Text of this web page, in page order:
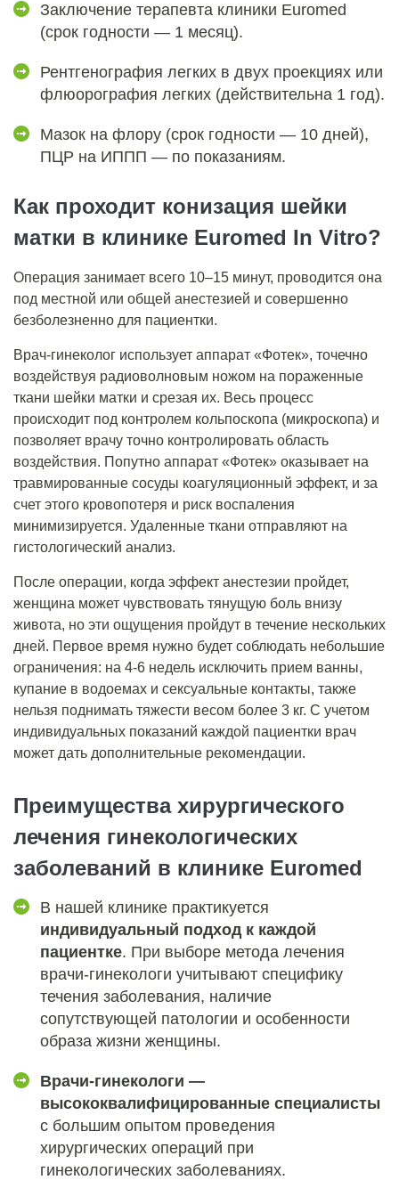
Заключение терапевта клиники Euromed
(срок годности ― 1 месяц).
Рентгенография легких в двух проекциях или
флюорография легких (действительна 1 год).
Мазок на флору (срок годности ― 10 дней),
ПЦР на ИППП ― по показаниям.
Как проходит конизация шейки
матки в клинике Euromed In Vitro?
Операция занимает всего 10–15 минут, проводится она
под местной или общей анестезией и совершенно
безболезненно для пациентки.
Врач-гинеколог использует аппарат «Фотек», точечно
воздействуя радиоволновым ножом на пораженные
ткани шейки матки и срезая их. Весь процесс
происходит под контролем кольпоскопа (микроскопа) и
позволяет врачу точно контролировать область
воздействия. Попутно аппарат «Фотек»‎ оказывает на
травмированные сосуды коагуляционный эффект, и за
счет этого кровопотеря и риск воспаления
минимизируется. Удаленные ткани отправляют на
гистологический анализ.
После операции, когда эффект анестезии пройдет,
женщина может чувствовать тянущую боль внизу
живота, но эти ощущения пройдут в течение нескольких
дней. Первое время нужно будет соблюдать небольшие
ограничения: на 4-6 недель исключить прием ванны,
купание в водоемах и сексуальные контакты, также
нельзя поднимать тяжести весом более 3 кг. С учетом
индивидуальных показаний каждой пациентки врач
может дать дополнительные рекомендации.
Преимущества хирургического
лечения гинекологических
заболеваний в клинике Euromed
В нашей клинике практикуется
индивидуальный подход к каждой
пациентке. При выборе метода лечения
врачи-гинекологи учитывают специфику
течения заболевания, наличие
сопутствующей патологии и особенности
образа жизни женщины.
Врачи-гинекологи ―
высококвалифицированные специалисты
с большим опытом проведения
хирургических операций при
гинекологических заболеваниях.